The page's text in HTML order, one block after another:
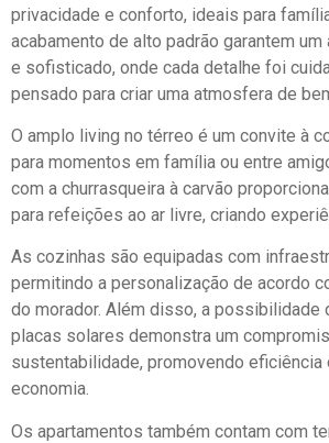
privacidade e conforto, ideais para
acabamento de alto padrão garantem
e sofisticado, onde cada detalhe foi
pensado para criar uma atmosfera de
O amplo living no térreo é um convite à
para momentos em família ou entre
com a churrasqueira à carvão
para refeições ao ar livre, criando
As cozinhas são equipadas com
permitindo a personalização de acordo
do morador. Além disso, a possibilidade
placas solares demonstra um
sustentabilidade, promovendo eficiência
economia.
Os apartamentos também contam com